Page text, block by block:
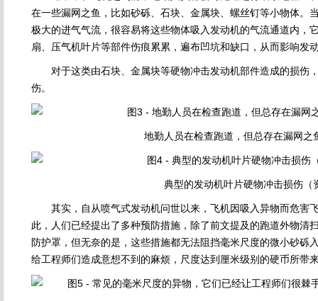
在一些漏网之鱼，比如砂砾、石块、金属块、螺丝钉等小物体。
极大的进气气流，很容易将这些物体吸入发动机的气流通道内，
扇、压气机叶片等部件伤痕累累，遍布凹坑和缺口，从而影响发
对于这类由石块、金属块等硬物冲击发动机部件造成的损伤
伤。
地勤人员在检查跑道，但总存在漏网之
典型的发动机叶片硬物冲击损伤（
其实，自从喷气式发动机问世以来，飞机因吸入异物而危害
此，人们已经提出了多种预防措施，除了前文提及的跑道外物清
防护罩，但无奈的是，这些措施都无法阻挡毫米尺度的微小砂砾
给工程师们造成意想不到的麻烦，尺度达到厘米级别的硬币所带